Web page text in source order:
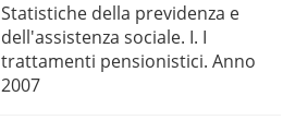
Statistiche della previdenza e
dell'assistenza sociale. I. I
trattamenti pensionistici. Anno
2007